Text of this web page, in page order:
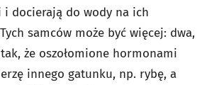
i docierają do wody na ich
samców może być więcej: dwa,
że oszołomione hormonami
innego gatunku, np. rybę, a